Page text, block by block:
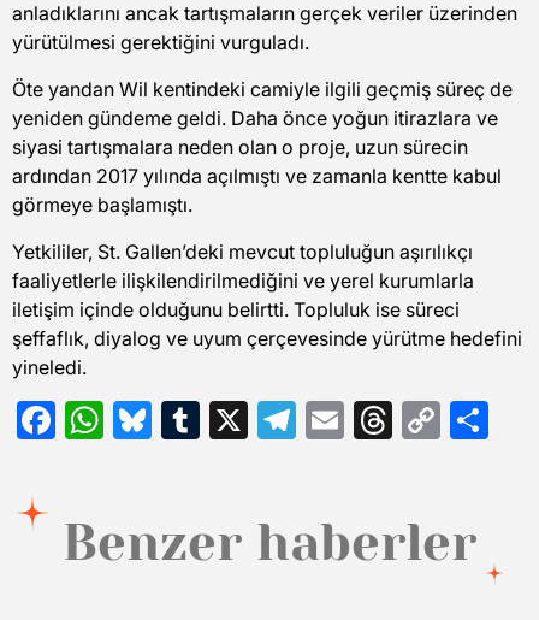
anladıklarını ancak tartışmaların gerçek veriler üzerinden
yürütülmesi gerektiğini vurguladı.
Öte yandan Wil kentindeki camiyle ilgili geçmiş süreç de
yeniden gündeme geldi. Daha önce yoğun itirazlara ve
siyasi tartışmalara neden olan o proje, uzun sürecin
ardından 2017 yılında açılmıştı ve zamanla kentte kabul
görmeye başlamıştı.
Yetkililer, St. Gallen’deki mevcut topluluğun aşırılıkçı
faaliyetlerle ilişkilendirilmediğini ve yerel kurumlarla
iletişim içinde olduğunu belirtti. Topluluk ise süreci
şeffaflık, diyalog ve uyum çerçevesinde yürütme hedefini
yineledi.
Facebook
WhatsApp
Bluesky
Tumblr
X Telegram
EmailThreads
Copy
Benzer haberler